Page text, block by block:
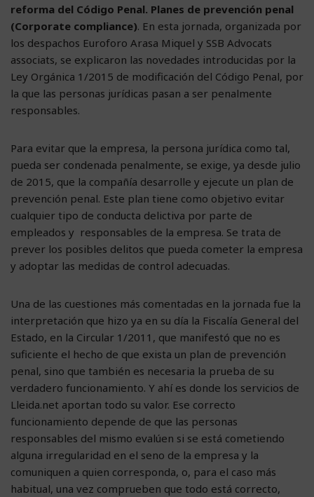
reforma del Código Penal. Planes de prevención penal
(Corporate compliance). En esta jornada, organizada por
los despachos Euroforo Arasa Miquel y SSB Advocats
associats, se explicaron las novedades introducidas por la
Ley Orgánica 1/2015 de modificación del Código Penal, por
la que las personas jurídicas pasan a ser penalmente
responsables.
Para evitar que la empresa, la persona jurídica como tal,
pueda ser condenada penalmente, se exige, ya desde julio
de 2015, que la compañía desarrolle y ejecute un plan de
prevención penal. Este plan tiene como objetivo evitar
cualquier tipo de conducta delictiva por parte de
empleados y responsables de la empresa. Se trata de
prever los posibles delitos que pueda cometer la empresa
y adoptar las medidas de control adecuadas.
Una de las cuestiones más comentadas en la jornada fue la
interpretación que hizo ya en su día la Fiscalía General del
Estado, en la Circular 1/2011, que manifestó que no es
suficiente el hecho de que exista un plan de prevención
penal, sino que también es necesaria la prueba de su
verdadero funcionamiento. Y ahí es donde los servicios de
Lleida.net aportan todo su valor. Ese correcto
funcionamiento depende de que las personas
responsables del mismo evalúen si se está cometiendo
alguna irregularidad en el seno de la empresa y la
comuniquen a quien corresponda, o, para el caso más
habitual, una vez comprueben que todo está correcto,